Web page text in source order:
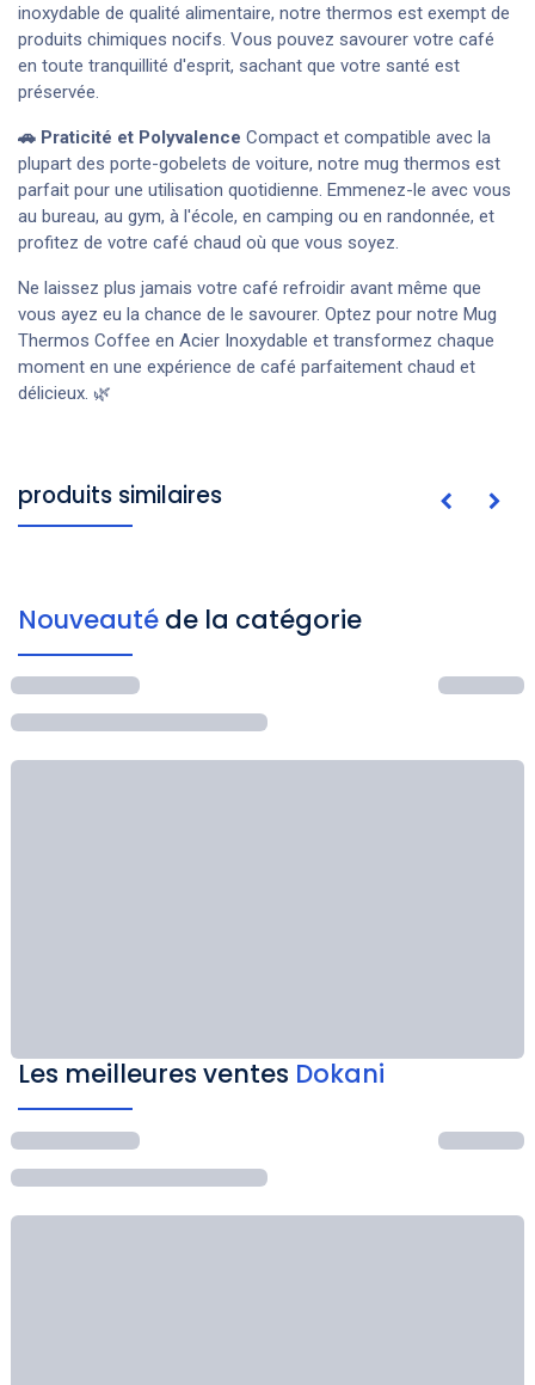
inoxydable de qualité alimentaire, notre thermos est exempt de
produits chimiques nocifs. Vous pouvez savourer votre café
en toute tranquillité d'esprit, sachant que votre santé est
préservée.
🚗 Praticité et Polyvalence Compact et compatible avec la
plupart des porte-gobelets de voiture, notre mug thermos est
parfait pour une utilisation quotidienne. Emmenez-le avec vous
au bureau, au gym, à l'école, en camping ou en randonnée, et
profitez de votre café chaud où que vous soyez.
Ne laissez plus jamais votre café refroidir avant même que
vous ayez eu la chance de le savourer. Optez pour notre Mug
Thermos Coffee en Acier Inoxydable et transformez chaque
moment en une expérience de café parfaitement chaud et
délicieux. 🌿
produits similaires
Nouveauté de la catégorie
Les meilleures ventes Dokani